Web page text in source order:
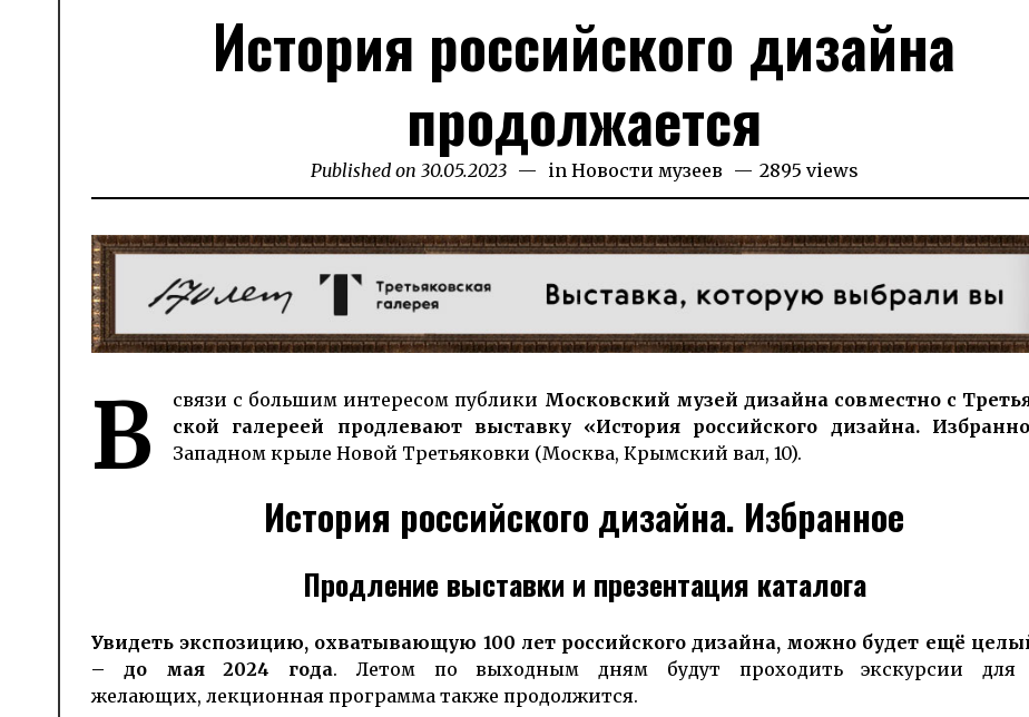
История российского дизайна
продолжается
Published on 30.05.202318.09.2023
in Новости музеев 2895 views
В связи с большим интересом публики Мос­ков­ский музей ди­зайна со­вме­ст­но с
ской га­ле­реей про­дле­вают вы­став­ку «История российского дизайна.
Западном крыле Новой Третьяковки (Москва, Крымский вал, 10).
История российского дизайна. Избранное
Продление выставки и презентация каталога
Увидеть экспозицию, охватывающую 100 лет российского дизайна, можно будет ещё
– до мая 2024 года. Летом по выходным дням будут проходить экскурсии для
желающих, лекционная программа также продолжится.